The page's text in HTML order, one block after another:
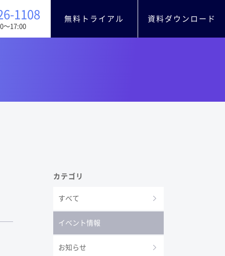
1108
〜17:00
無料トライアル 資料ダウンロード
カテゴリ
すべて
イベント情報
お知らせ